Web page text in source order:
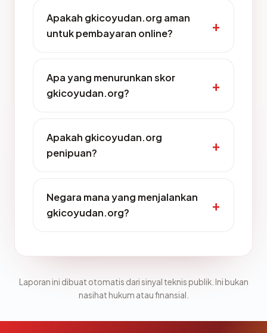
Apakah gkicoyudan.org aman
untuk pembayaran online?
Apa yang menurunkan skor
gkicoyudan.org?
Apakah gkicoyudan.org
penipuan?
Negara mana yang menjalankan
gkicoyudan.org?
Laporan ini dibuat otomatis dari sinyal teknis publik. Ini bukan
nasihat hukum atau finansial.